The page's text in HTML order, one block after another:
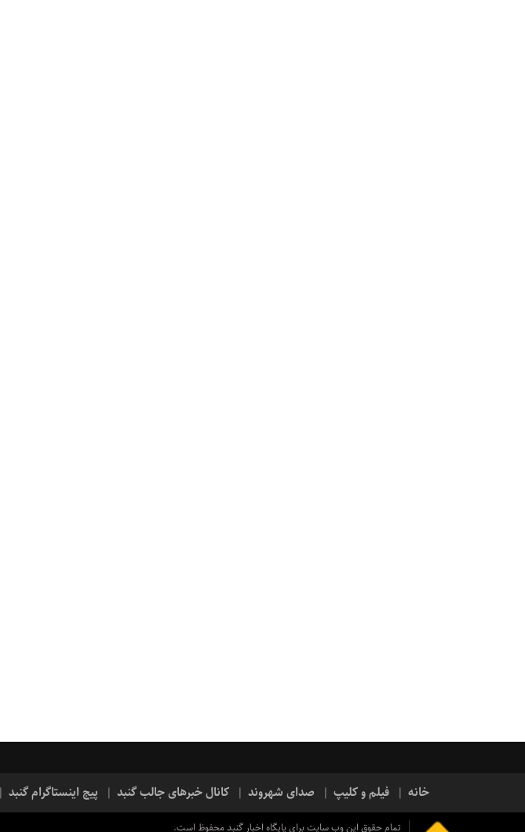
خانه فیلم و کلیپ صدای شهروند کانال خبرهای جالب گنبد پیج اینستاگرام گنبد
تمام حقوق این وب سایت برای پایگاه اخبار گنبد محفوظ است.